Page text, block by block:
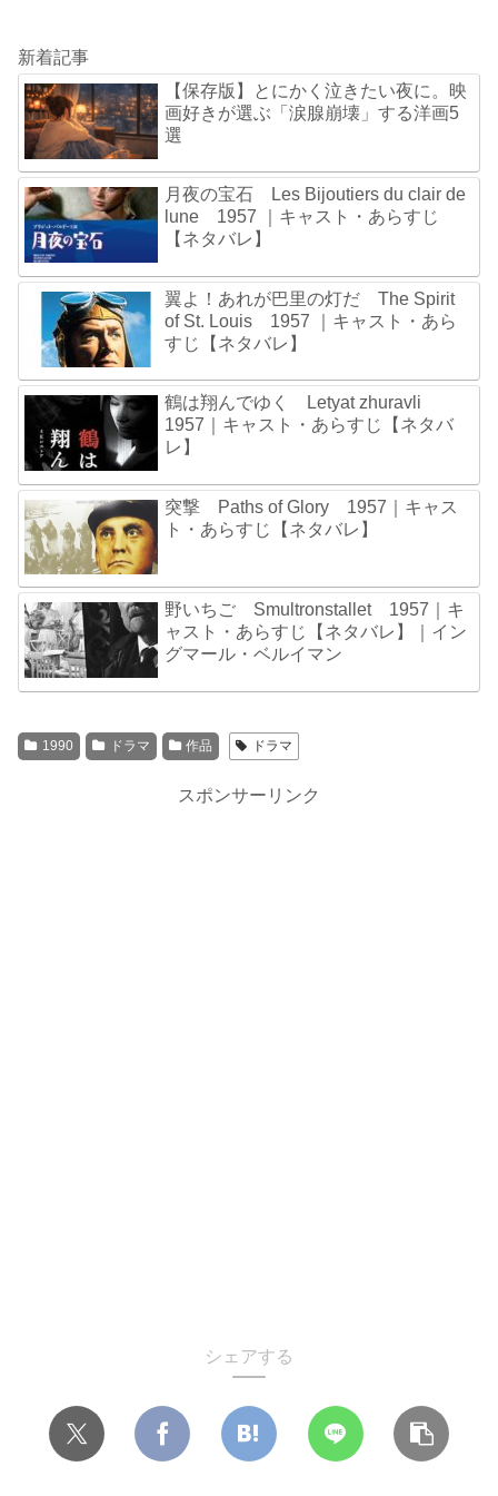
新着記事
【保存版】とにかく泣きたい夜に。映
画好きが選ぶ「涙腺崩壊」する洋画5
選
月夜の宝石 Les Bijoutiers du clair de
lune 1957 ｜キャスト・あらすじ
【ネタバレ】
翼よ！あれが巴里の灯だ The Spirit
of St. Louis 1957 ｜キャスト・あら
すじ【ネタバレ】
鶴は翔んでゆく Letyat zhuravli
1957｜キャスト・あらすじ【ネタバ
レ】
突撃 Paths of Glory 1957｜キャス
ト・あらすじ【ネタバレ】
野いちご Smultronstallet 1957｜キ
ャスト・あらすじ【ネタバレ】｜イン
グマール・ベルイマン
1990 ドラマ 作品 ドラマ
スポンサーリンク
シェアする